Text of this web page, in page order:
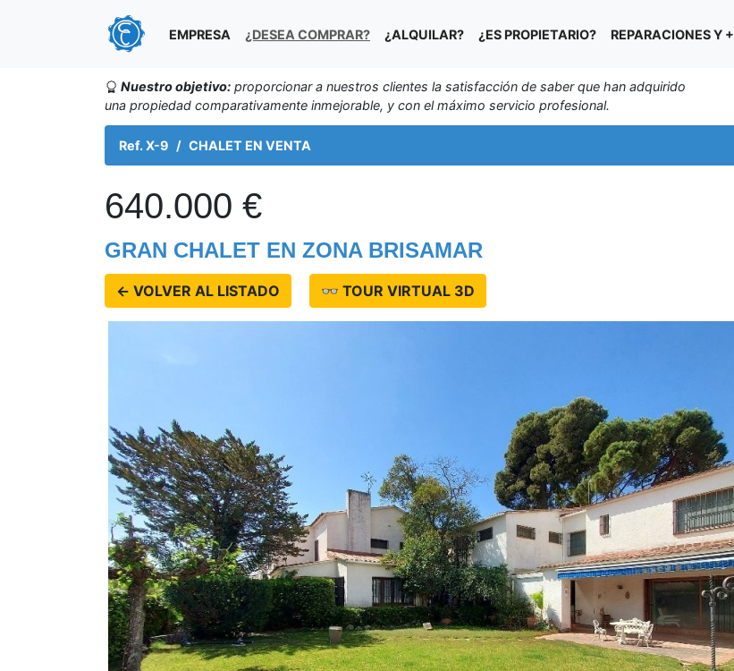
EMPRESA ¿DESEA COMPRAR? ¿ALQUILAR? ¿ES PROPIETARIO? REPARACIONES Y +
Nuestro objetivo: proporcionar a nuestros clientes la satisfacción de saber que han adquirido
una propiedad comparativamente inmejorable, y con el máximo servicio profesional.
Ref. X-9 CHALET EN VENTA
640.000 €
GRAN CHALET EN ZONA BRISAMAR
← VOLVER AL LISTADO 👓 TOUR VIRTUAL 3D